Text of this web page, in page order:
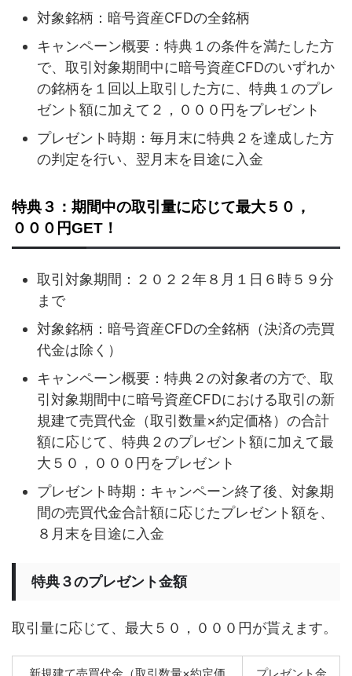
対象銘柄：暗号資産CFDの全銘柄
キャンペーン概要：特典１の条件を満たした方
で、取引対象期間中に暗号資産CFDのいずれか
の銘柄を１回以上取引した方に、特典１のプレ
ゼント額に加えて２，０００円をプレゼント
プレゼント時期：毎月末に特典２を達成した方
の判定を行い、翌月末を目途に入金
特典３：期間中の取引量に応じて最大５０，
０００円GET！
取引対象期間：２０２２年８月１日６時５９分
まで
対象銘柄：暗号資産CFDの全銘柄（決済の売買
代金は除く）
キャンペーン概要：特典２の対象者の方で、取
引対象期間中に暗号資産CFDにおける取引の新
規建て売買代金（取引数量×約定価格）の合計
額に応じて、特典２のプレゼント額に加えて最
大５０，０００円をプレゼント
プレゼント時期：キャンペーン終了後、対象期
間の売買代金合計額に応じたプレゼント額を、
８月末を目途に入金
特典３のプレゼント金額
取引量に応じて、最大５０，０００円が貰えます。